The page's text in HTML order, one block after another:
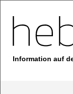
Information auf